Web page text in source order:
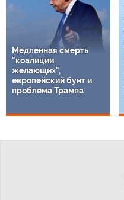
Медленная смерть
"коалиции
желающих",
европейский бунт и
проблема Трампа